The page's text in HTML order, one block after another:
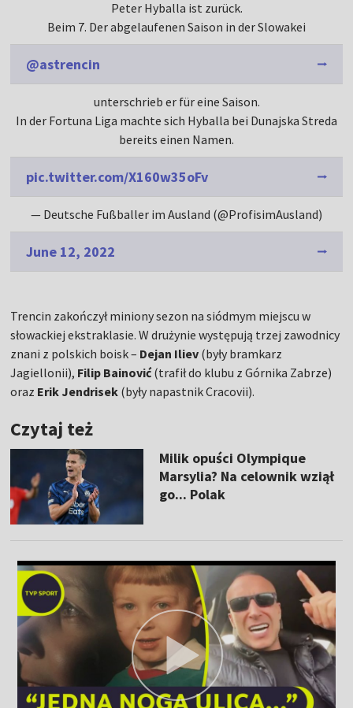
Peter Hyballa ist zurück.
Beim 7. Der abgelaufenen Saison in der Slowakei
@astrencin
unterschrieb er für eine Saison.
In der Fortuna Liga machte sich Hyballa bei Dunajska Streda
bereits einen Namen.
pic.twitter.com/X160w35oFv
— Deutsche Fußballer im Ausland (@ProfisimAusland)
June 12, 2022
Trencin zakończył miniony sezon na siódmym miejscu w
słowackiej ekstraklasie. W drużynie występują trzej zawodnicy
znani z polskich boisk – Dejan Iliev (były bramkarz
Jagiellonii), Filip Bainović(trafił do klubu z Górnika Zabrze)
oraz Erik Jendrisek (były napastnik Cracovii).
Czytaj też
Milik opuści Olympique
Marsylia? Na celownik wziął
go... Polak